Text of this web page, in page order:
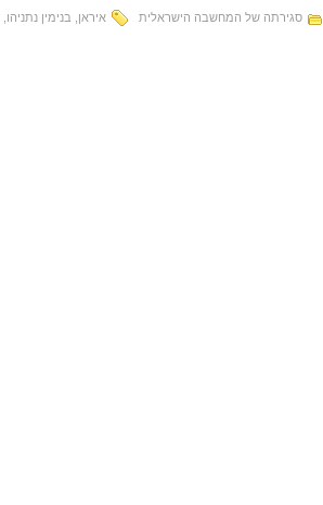
סגירתה של המחשבה הישראלית איראן בנימין נתניהו